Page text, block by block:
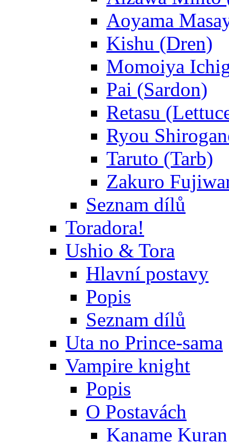
Aoyama
Kishu (Dren)
Momoiya
Pai (Sardon)
Retasu
Ryou
Taruto (Tarb)
Zakuro
Seznam dílů
Toradora!
Ushio & Tora
Hlavní postavy
Popis
Seznam dílů
Uta no Prince-sama
Vampire knight
Popis
O Postavách
Kaname Kuran